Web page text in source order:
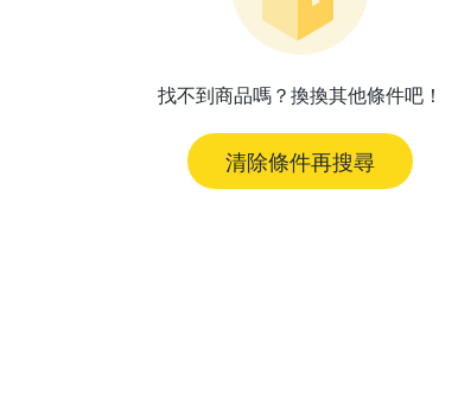
找不到商品嗎？換換其他條件吧！
清除條件再搜尋